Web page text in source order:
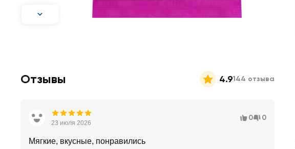
Отзывы 4.9144 отзыва
23 июля 2026
0 0
Мягкие, вкусные, понравились